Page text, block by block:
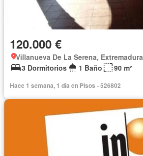
120.000 €
Villanueva De La Serena, Extremadura
3 Dormitorios
1 Baño 90 m²
Hace 1 semana, 1 día en Pisos - 526802